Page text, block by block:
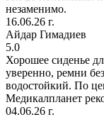
незаменимо.
16.06.26 г.
Айдар Гимадиев
5.0
Хорошее сиденье
уверенно, ремни
водостойкий. По
Медикалпланет
04.06.26 г.